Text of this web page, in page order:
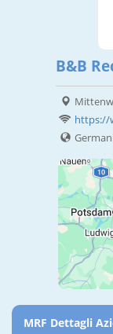
B&B
https://
MRF Dettagli